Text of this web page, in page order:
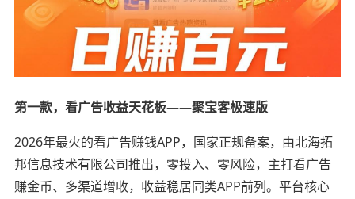
第一款，看广告收益天花板——聚宝客极速版
2026年最火的看广告赚钱APP，国家正规备案，由北海拓
邦信息技术有限公司推出，零投入、零风险，主打看广告
赚金币、多渠道增收，收益稳居同类APP前列。平台核心